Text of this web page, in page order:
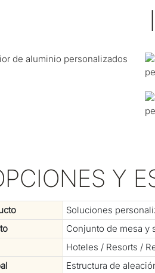
Y
Soluciones
Conjunto de mesa y
Hoteles / Resorts /
Estructura de